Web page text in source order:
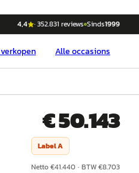
4,4 ·352.831 reviews Sinds1999
verkopen Alle occasions
€ 50.143
LabelA
Netto €41.440 · BTW €8.703